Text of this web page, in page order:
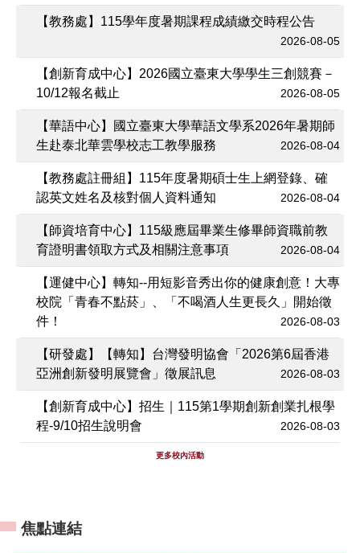
【教務處】115學年度暑期課程成績繳交時程公告
2026-08-05
【創新育成中心】2026國立臺東大學學生三創競賽－
10/12報名截止
2026-08-05
【華語中心】國立臺東大學華語文學系2026年暑期師
生赴泰北華雲學校志工教學服務
2026-08-04
【教務處註冊組】115年度暑期碩士生上網登錄、確
認英文姓名及核對個人資料通知
2026-08-04
【師資培育中心】115級應屆畢業生修畢師資職前教
育證明書領取方式及相關注意事項
2026-08-04
【運健中心】轉知--用短影音秀出你的健康創意！大專
校院「青春不點菸」、「不喝酒人生更長久」開始徵
件！
2026-08-03
【研發處】【轉知】台灣發明協會「2026第6屆香港
亞洲創新發明展覽會」徵展訊息
2026-08-03
【創新育成中心】招生｜115第1學期創新創業扎根學
程-9/10招生說明會
2026-08-03
更多校內活動
焦點連結